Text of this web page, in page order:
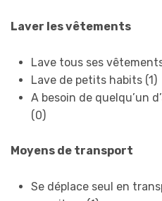
Laver les vêtements
Lave tous ses
Lave de petits habits (1)
A besoin de quelqu’un
(0)
Moyens de transport
Se déplace seul en